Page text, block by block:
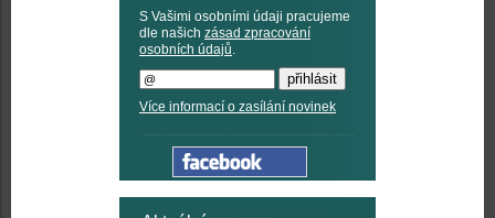
S Vašimi osobními údaji pracujeme
dle našich zásad zpracování
osobních údajů.
Více informací o zasílání novinek